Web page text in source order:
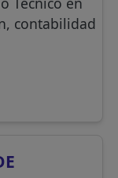
contabilidad